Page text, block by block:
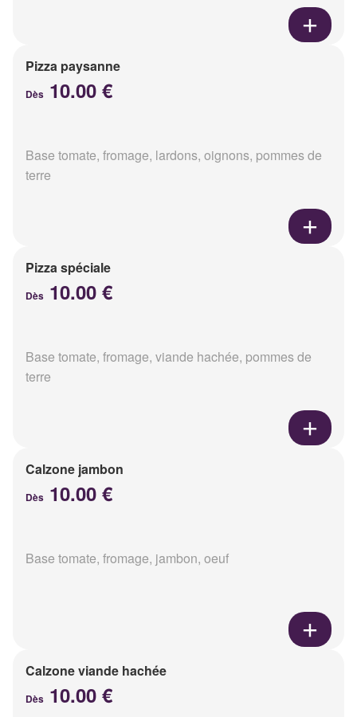
Pizza paysanne
Dès 10.00 €
Base tomate, fromage, lardons, oignons, pommes de
terre
Pizza spéciale
Dès 10.00 €
Base tomate, fromage, viande hachée, pommes de
terre
Calzone jambon
Dès 10.00 €
Base tomate, fromage, jambon, oeuf
Calzone viande hachée
Dès 10.00 €